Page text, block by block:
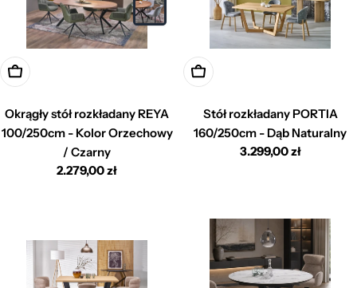
Dodaj do koszyka
Okrągły stół rozkładany REYA
100/250cm - Kolor Orzechowy
/ Czarny
Cena
2.279,00 zł
Dodaj do koszyka
Stół rozkładany PORTIA
160/250cm - Dąb Naturalny
Cena
3.299,00 zł